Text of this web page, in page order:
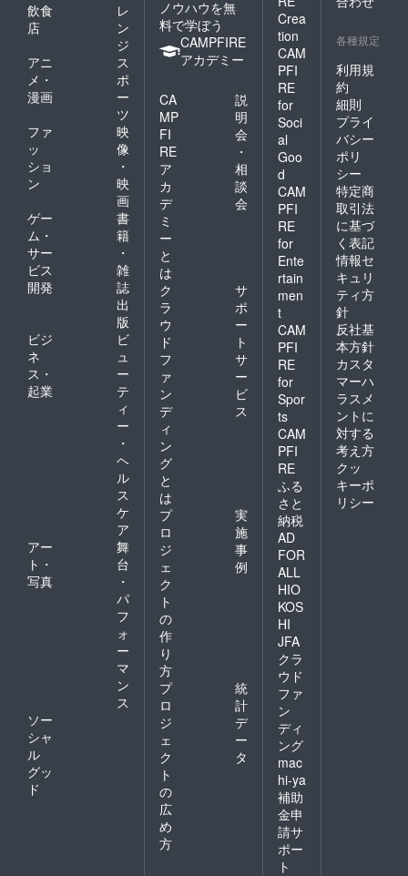
飲食
店
レ
ン
ジ
アニ
メ・
漫画
ス
ポ
ー
ツ
ファ
ッ
ショ
ン
映
像
・
映
画
ゲー
ム・
サー
ビス
開発
書
籍
・
雑
誌
出
版
ビジ
ネ
ス・
起業
ビ
ュ
ー
テ
ィ
ー
・
ヘ
ル
ス
ケ
ア
アー
ト・
写真
舞
台
・
パ
フ
ォ
ー
マ
ン
ス
ソー
シャ
ル
グッ
ド
ノウハウを無
料で学ぼう
CAMPFIRE
アカデミー
CA
MP
FI
RE
ア
カ
デ
ミ
ー
と
は
説
明
会
・
相
談
会
ク
ラ
ウ
ド
フ
ァ
ン
デ
ィ
ン
グ
と
は
サ
ポ
ー
ト
サ
ー
ビ
ス
プ
ロ
ジ
ェ
ク
ト
の
作
り
方
実
施
事
例
プ
ロ
ジ
ェ
ク
ト
の
広
め
方
統
計
デ
ー
タ
Crea
tion
CAM
PFI
RE
for
Soci
al
Goo
d
CAM
PFI
RE
for
Ente
rtain
men
t
CAM
PFI
RE
for
Spor
ts
CAM
PFI
RE
ふる
さと
納税
AD
FOR
ALL
HIO
KOS
HI
JFA
クラ
ウド
ファ
ン
ディ
ング
mac
hi-ya
補助
金申
請サ
ポー
ト
各種規定
利用規
約
細則
プライ
バシー
ポリ
シー
特定商
取引法
に基づ
く表記
情報セ
キュリ
ティ方
針
反社基
本方針
カスタ
マーハ
ラスメ
ントに
対する
考え方
クッ
キーポ
リシー